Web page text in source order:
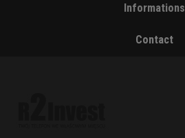
Informations
Contact